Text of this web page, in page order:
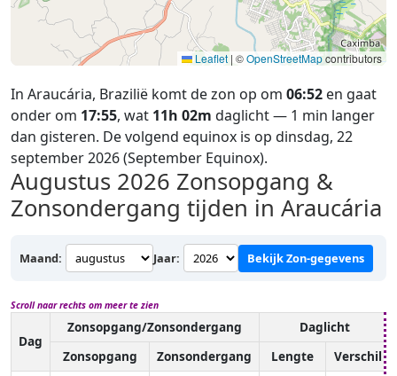
Leaflet | ©OpenStreetMapcontributors
In Araucária, Brazilië komt de zon op om 06:52 en gaat
onder om 17:55, wat 11h 02m daglicht — 1 min langer
dan gisteren. De volgend equinox is op dinsdag, 22
september 2026 (September Equinox).
Augustus 2026 Zonsopgang &
Zonsondergang tijden in Araucária
Maand: Jaar: Bekijk Zon-gegevens
Scroll naar rechts om meer te zien
Dag
Zonsopgang/Zonsondergang
Daglicht
Zonsopgang
Zonsondergang Lengte
Verschil